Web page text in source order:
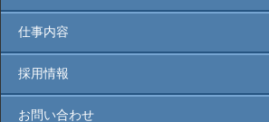
仕事内容
採用情報
お問い合わせ